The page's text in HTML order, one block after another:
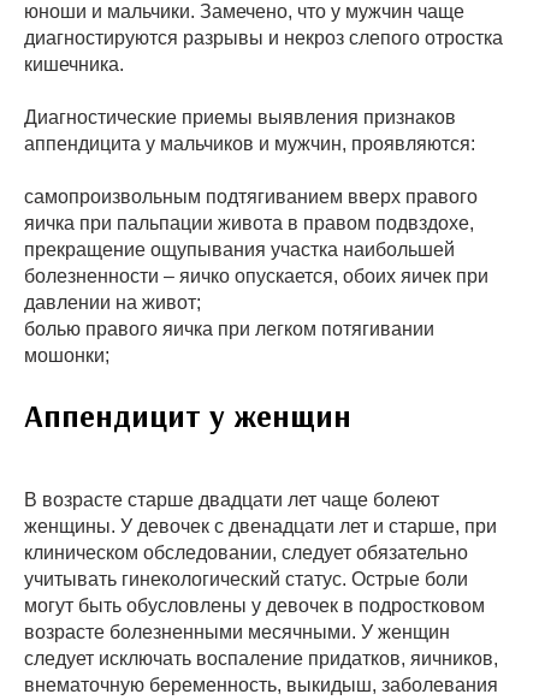
юноши и мальчики. Замечено, что у мужчин чаще
диагностируются разрывы и некроз слепого отростка
кишечника.
Диагностические приемы выявления признаков
аппендицита у мальчиков и мужчин, проявляются:
самопроизвольным подтягиванием вверх правого
яичка при пальпации живота в правом подвздохе,
прекращение ощупывания участка наибольшей
болезненности – яичко опускается, обоих яичек при
давлении на живот;
болью правого яичка при легком потягивании
мошонки;
Аппендицит у женщин
В возрасте старше двадцати лет чаще болеют
женщины. У девочек с двенадцати лет и старше, при
клиническом обследовании, следует обязательно
учитывать гинекологический статус. Острые боли
могут быть обусловлены у девочек в подростковом
возрасте болезненными месячными. У женщин
следует исключать воспаление придатков, яичников,
внематочную беременность, выкидыш, заболевания